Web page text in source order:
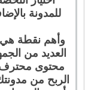
للمدونة
وأهم نقطة هي
العديد من
محتوى محترف
الربح من